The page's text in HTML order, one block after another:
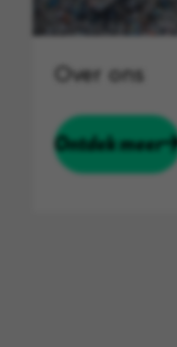
Over ons
Ontdek meer